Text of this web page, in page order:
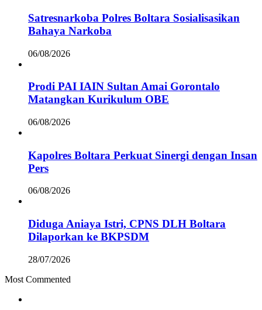
Satresnarkoba Polres Boltara Sosialisasikan
Bahaya Narkoba
06/08/2026
Prodi PAI IAIN Sultan Amai Gorontalo
Matangkan Kurikulum OBE
06/08/2026
Kapolres Boltara Perkuat Sinergi dengan Insan
Pers
06/08/2026
Diduga Aniaya Istri, CPNS DLH Boltara
Dilaporkan ke BKPSDM
28/07/2026
Most Commented